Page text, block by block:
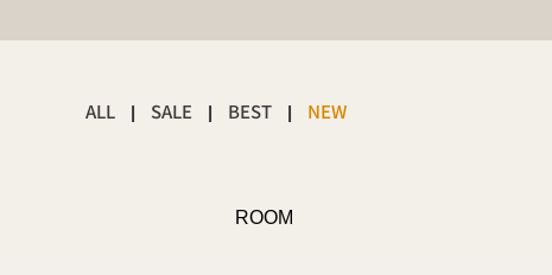
ALL | SALE | BEST | NEW
ROOM